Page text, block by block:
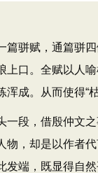
骈赋，通篇骈四
上口。全赋以人
浑成。从而使得“
段，借殷仲文之
物，却是以作者
发端，既显得自